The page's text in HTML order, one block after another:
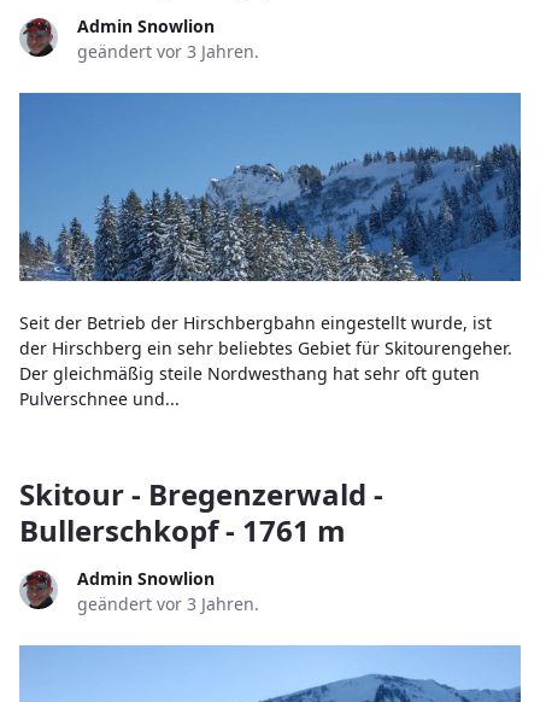
Admin Snowlion
geändert vor 3 Jahren.
Seit der Betrieb der Hirschbergbahn eingestellt wurde, ist
der Hirschberg ein sehr beliebtes Gebiet für Skitourengeher.
Der gleichmäßig steile Nordwesthang hat sehr oft guten
Pulverschnee und...
Skitour - Bregenzerwald -
Bullerschkopf - 1761 m
Admin Snowlion
geändert vor 3 Jahren.